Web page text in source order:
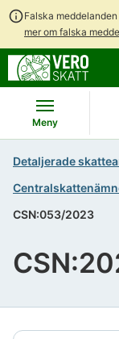
Falska
mer om falska
Meny
Detaljerade
CSN:053/2023